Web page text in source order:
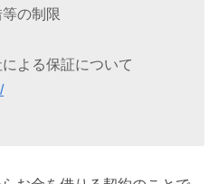
の制限
よる保証について